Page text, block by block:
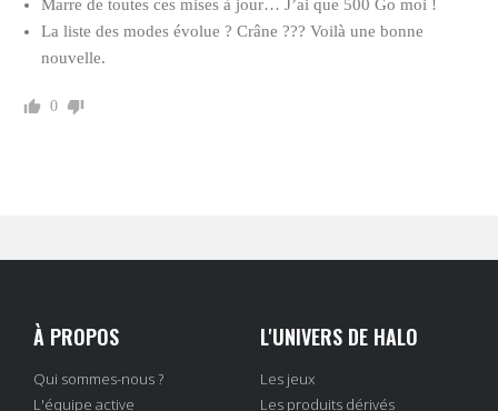
Marre de toutes ces mises à jour… J’ai que 500 Go moi !
La liste des modes évolue ? Crâne ??? Voilà une bonne
nouvelle.
0
À PROPOS
Qui sommes-nous ?
L'équipe active
L'UNIVERS DE HALO
Les jeux
Les produits dérivés